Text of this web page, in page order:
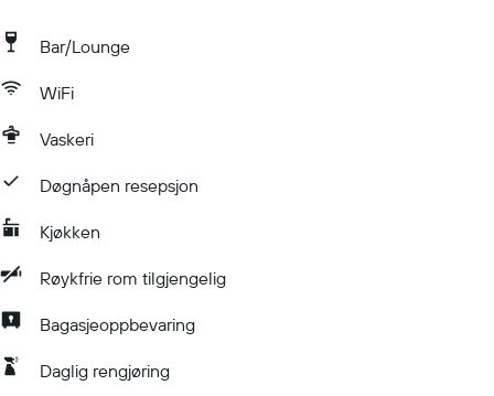
Bar/Lounge
WiFi
Vaskeri
Døgnåpen resepsjon
Kjøkken
Røykfrie rom tilgjengelig
Bagasjeoppbevaring
Daglig rengjøring